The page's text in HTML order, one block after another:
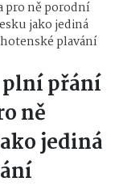
pro ně porodní
jako jediná
plavání
přání
ně
jediná